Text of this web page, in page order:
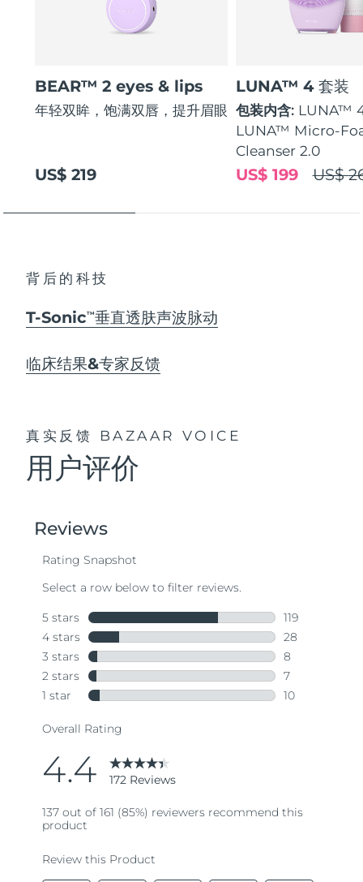
BEAR™ 2 eyes & lips
年轻双眸，饱满双唇，提升眉眼
US$ 219
LUNA™ 4 套装
包装内含: LUNA™
LUNA™ Micro-
Cleanser 2.0
US$
US$ 199
背后的科技
T-SonicTM 垂直透肤声波脉动
临床结果&专家反馈
真实反馈 BAZAAR VOICE
用户评价